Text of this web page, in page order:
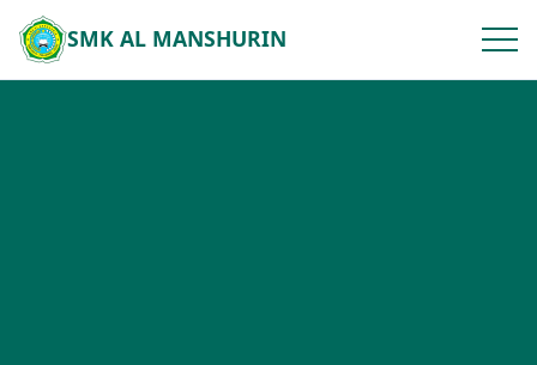
SMK AL MANSHURIN